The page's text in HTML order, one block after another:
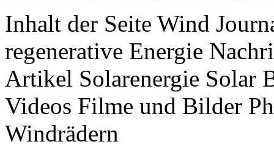
Inhalt der Seite Wind
regenerative Energie
Artikel Solarenergie Solar
Videos Filme und Bilder
Windrädern